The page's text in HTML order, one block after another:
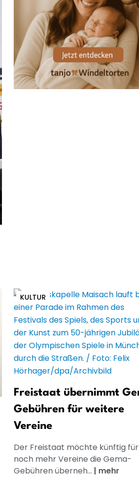
KULTUR
Freistaat übernimmt
Gebühren für weitere
Vereine
Der Freistaat möchte künftig für
noch mehr Vereine die Gema-
Gebühren überneh... | mehr